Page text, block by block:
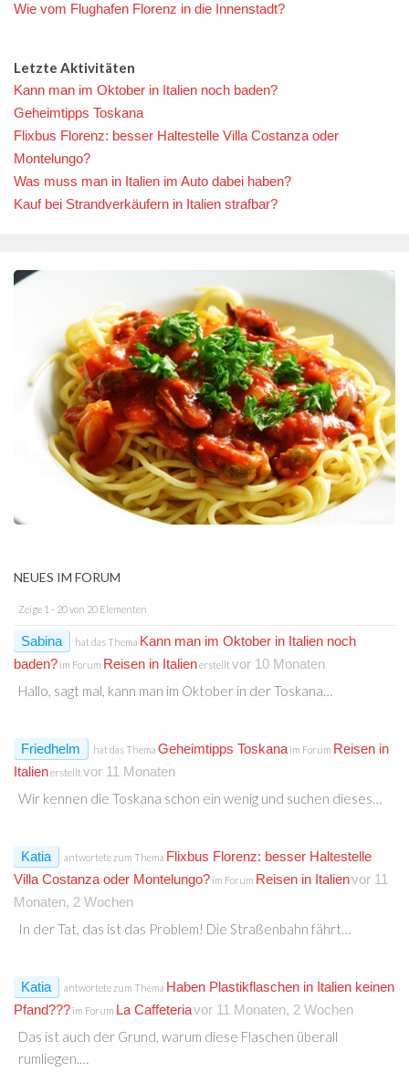
Wie vom Flughafen Florenz in die Innenstadt?
Letzte Aktivitäten
Kann man im Oktober in Italien noch baden?
Geheimtipps Toskana
Flixbus Florenz: besser Haltestelle Villa Costanza oder
Montelungo?
Was muss man in Italien im Auto dabei haben?
Kauf bei Strandverkäufern in Italien strafbar?
NEUES IM FORUM
Zeige 1 - 20 von 20 Elementen
Sabina hat das Thema Kann man im Oktober in Italien noch
baden? im Forum Reisen in Italienerstellt vor 10 Monaten
Hallo, sagt mal, kann man im Oktober in der Toskana…
Friedhelm hat das Thema Geheimtipps Toskana im Forum Reisen in
Italienerstellt vor 11 Monaten
Wir kennen die Toskana schon ein wenig und suchen dieses…
Katia antwortete zum Thema Flixbus Florenz: besser Haltestelle
Villa Costanza oder Montelungo? im Forum Reisen in Italienvor 11
Monaten, 2 Wochen
In der Tat, das ist das Problem! Die Straßenbahn fährt…
Katia antwortete zum Thema Haben Plastikflaschen in Italien keinen
Pfand??? im Forum La Caffeteriavor 11 Monaten, 2 Wochen
Das ist auch der Grund, warum diese Flaschen überall
rumliegen.…